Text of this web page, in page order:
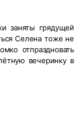
заняты грядущей
Селена тоже не
отпраздновать
вечеринку в